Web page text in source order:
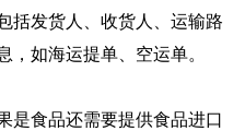
括发货人、收货人、运输路
，如海运提单、空运单。
是食品还需要提供食品进口